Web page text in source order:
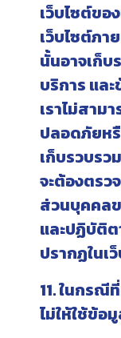
เว็บไซต์ขอ
เว็บไซต์ภา
นั้นอาจเก็บ
บริการ แล
เราไม่สาม
ปลอดภัยห
เก็บรวบรว
จะต้องตร
ส่วนบุคคล
และปฏิบัติ
ปรากฏในเ
11. ในกร
ไม่ให้ใช้ข้อ